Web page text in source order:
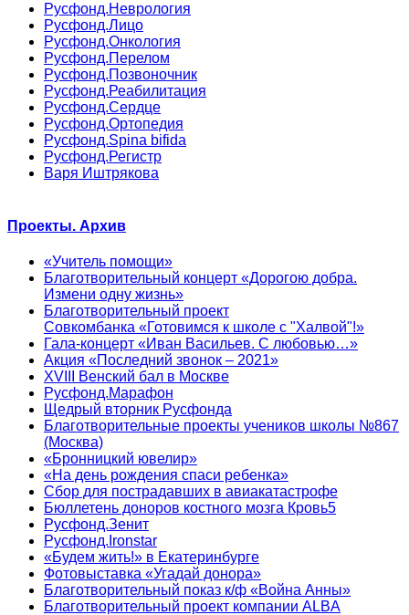
Русфонд.Неврология
Русфонд.Лицо
Русфонд.Онкология
Русфонд.Перелом
Русфонд.Позвоночник
Русфонд.Реабилитация
Русфонд.Сердце
Русфонд.Ортопедия
Русфонд.Spina bifida
Русфонд.Регистр
Варя Иштрякова
Проекты. Архив
«Учитель помощи»
Благотворительный концерт «Дорогою добра.
Измени одну жизнь»
Благотворительный проект
Совкомбанка «Готовимся к школе с "Халвой"!»
Гала-концерт «Иван Васильев. С любовью…»
Акция «Последний звонок – 2021»
XVIII Венский бал в Москве
Русфонд.Марафон
Щедрый вторник Русфонда
Благотворительные проекты учеников школы №867
(Москва)
«Бронницкий ювелир»
«На день рождения спаси ребенка»
Сбор для пострадавших в авиакатастрофе
Бюллетень доноров костного мозга Кровь5
Русфонд.Зенит
Русфонд.Ironstar
«Будем жить!» в Екатеринбурге
Фотовыставка «Угадай донора»
Благотворительный показ к/ф «Война Анны»
Благотворительный проект компании ALBA